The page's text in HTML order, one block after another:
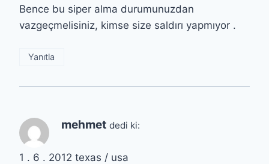
Bence bu siper alma durumunuzdan
vazgeçmelisiniz, kimse size saldırı yapmıyor .
Yanıtla
mehmet dedi ki:
1 . 6 . 2012 texas / usa